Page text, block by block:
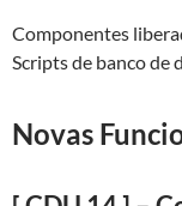
Componentes
Scripts de banco de
Novas